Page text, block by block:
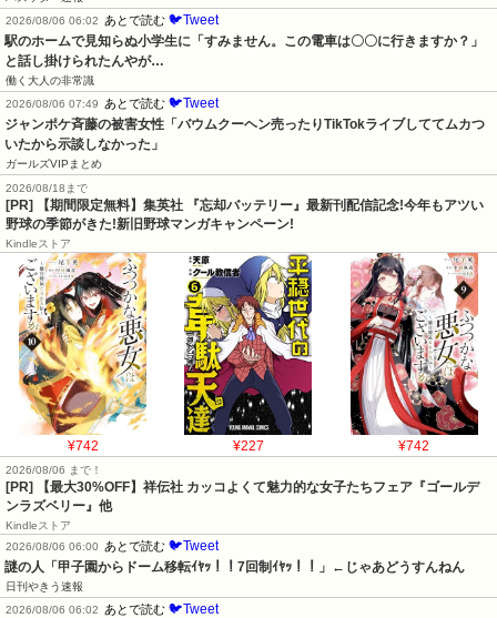
2026/08/06 06:02 あとで読む 🐦Tweet
駅のホームで見知らぬ小学生に「すみません。この電車は〇〇に行きますか？」
と話し掛けられたんやが…
働く大人の非常識
2026/08/06 07:49 あとで読む 🐦Tweet
ジャンポケ斉藤の被害女性「バウムクーヘン売ったりTikTokライブしててムカつ
いたから示談しなかった」
ガールズVIPまとめ
2026/08/18まで
[PR] 【期間限定無料】集英社 『忘却バッテリー』最新刊配信記念!今年もアツい
野球の季節がきた!新旧野球マンガキャンペーン!
Kindleストア
¥742 ¥227 ¥742
2026/08/06 まで！
[PR] 【最大30%OFF】祥伝社 カッコよくて魅力的な女子たちフェア『ゴールデ
ンラズベリー』他
Kindleストア
2026/08/06 06:00
あとで読む 🐦Tweet
謎の人「甲子園からドーム移転ｲﾔｯ！！7回制ｲﾔｯ！！」←じゃあどうすんねん
日刊やきう速報
2026/08/06 06:02
あとで読む 🐦Tweet